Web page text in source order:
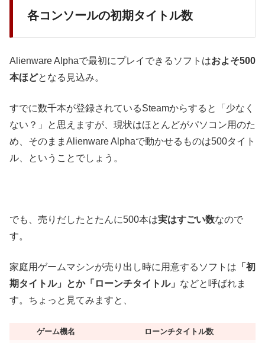
各コンソールの初期タイトル数
Alienware Alphaで最初にプレイできるソフトはおよそ500
本ほどとなる見込み。
すでに数千本が登録されているSteamからすると「少なく
ない？」と思えますが、現状はほとんどがパソコン用のた
め、そのままAlienware Alphaで動かせるものは500タイト
ル、ということでしょう。
でも、売りだしたとたんに500本は実はすごい数なので
す。
家庭用ゲームマシンが売り出し時に用意するソフトは 「初
期タイトル」とか「ローンチタイトル」 などと呼ばれま
す。ちょっと見てみますと、
ゲーム機名
ローンチタイトル数